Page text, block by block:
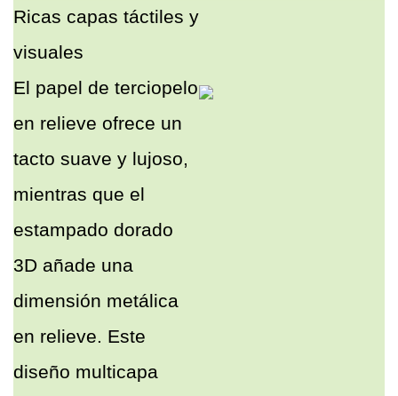
Ricas capas táctiles y
visuales
El papel de terciopelo
en relieve ofrece un
tacto suave y lujoso,
mientras que el
estampado dorado
3D añade una
dimensión metálica
en relieve. Este
diseño multicapa